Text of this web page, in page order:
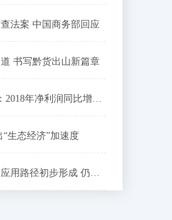
法案 中国商务部回应
书写黔货出山新篇章
360金融上市后首份财报：2018年净利润同比增624%
生态经济”加速度
余晓晖：中国工业互联网应用路径初步形成 仍需长远规划